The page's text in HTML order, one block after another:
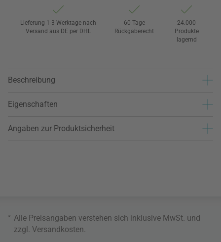
Lieferung 1-3 Werktage nach
Versand aus DE per DHL
60 Tage
Rückgaberecht
24.000
Produkte
lagernd
Beschreibung
Eigenschaften
Angaben zur Produktsicherheit
* Alle Preisangaben verstehen sich inklusive MwSt. und
zzgl. Versandkosten